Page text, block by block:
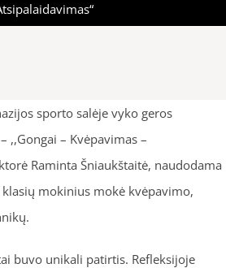
sporto salėje vyko geros
,,Gongai – Kvėpavimas –
Raminta Šniaukštaitė, naudodama
mokinius mokė kvėpavimo,
buvo unikali patirtis. Refleksijoje